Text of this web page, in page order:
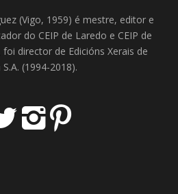
(Vigo, 1959) é mestre, editor e
do CEIP de Laredo e CEIP de
foi director de Edicións Xerais de
S.A. (1994-2018).